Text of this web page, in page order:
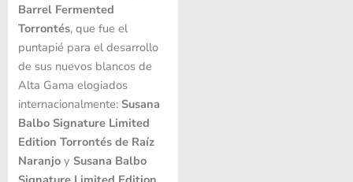
Barrel Fermented
Torrontés, que fue el
puntapié para el desarrollo
de sus nuevos blancos de
Alta Gama elogiados
internacionalmente: Susana
Balbo Signature Limited
Edition Torrontés de Raíz
Naranjoy Susana Balbo